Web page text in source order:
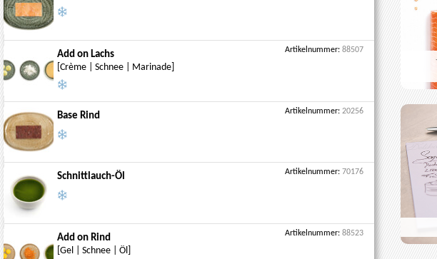
Add on Lachs
[Crème | Schnee | Marinade]
Artikelnummer:88507
Base Rind Artikelnummer:20256
Schnittlauch-Öl Artikelnummer:70176
Add on Rind
[Gel | Schnee | Öl]
Artikelnummer:88523